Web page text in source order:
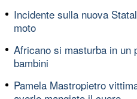
Incidente sulla nuova
moto
Africano si masturba in un
bambini
Pamela Mastropietro